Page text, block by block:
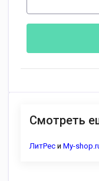
Смотреть
ЛитРес и My-